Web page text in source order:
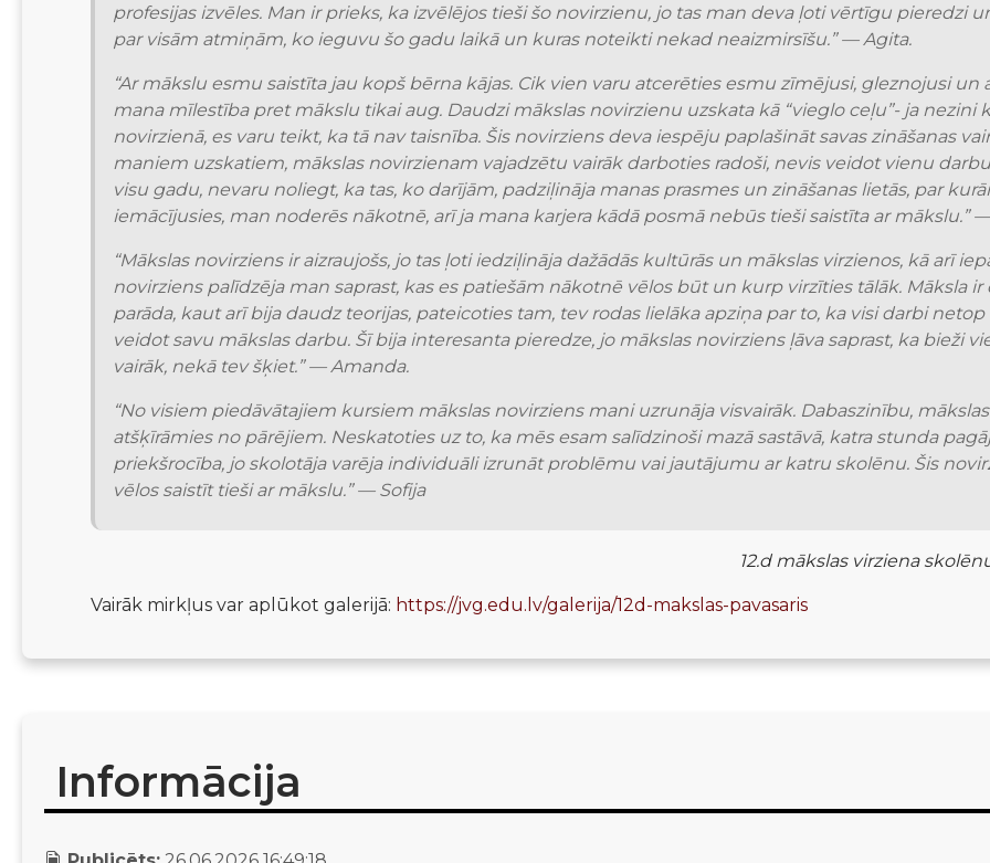
profesijas izvēles. Man ir prieks, ka izvēlējos tieši šo novirzienu, jo tas man deva ļoti vērtīgu pieredzi
par visām atmiņām, ko ieguvu šo gadu laikā un kuras noteikti nekad neaizmirsīšu.” — Agita.
“Ar mākslu esmu saistīta jau kopš bērna kājas. Cik vien varu atcerēties esmu zīmējusi, gleznojusi
mana mīlestība pret mākslu tikai aug. Daudzi mākslas novirzienu uzskata kā “vieglo ceļu”- ja nezini
novirzienā, es varu teikt, ka tā nav taisnība. Šis novirziens deva iespēju paplašināt savas zināšanas
maniem uzskatiem, mākslas novirzienam vajadzētu vairāk darboties radoši, nevis veidot vienu
visu gadu, nevaru noliegt, ka tas, ko darījām, padziļināja manas prasmes un zināšanas lietās, par
iemācījusies, man noderēs nākotnē, arī ja mana karjera kādā posmā nebūs tieši saistīta ar mākslu.”
“Mākslas novirziens ir aizraujošs, jo tas ļoti iedziļināja dažādās kultūrās un mākslas virzienos, kā arī
novirziens palīdzēja man saprast, kas es patiešām nākotnē vēlos būt un kurp virzīties tālāk. Māksla
parāda, kaut arī bija daudz teorijas, pateicoties tam, tev rodas lielāka apziņa par to, ka visi darbi
veidot savu mākslas darbu. Šī bija interesanta pieredze, jo mākslas novirziens ļāva saprast, ka bieži
vairāk, nekā tev šķiet.” — Amanda.
“No visiem piedāvātajiem kursiem mākslas novirziens mani uzrunāja visvairāk. Dabaszinību,
atšķīrāmies no pārējiem. Neskatoties uz to, ka mēs esam salīdzinoši mazā sastāvā, katra stunda
priekšrocība, jo skolotāja varēja individuāli izrunāt problēmu vai jautājumu ar katru skolēnu. Šis
vēlos saistīt tieši ar mākslu.” — Sofija
12.d mākslas virziena
Vairāk mirkļus var aplūkot galerijā: https://jvg.edu.lv/galerija/12d-makslas-pavasaris
Informācija